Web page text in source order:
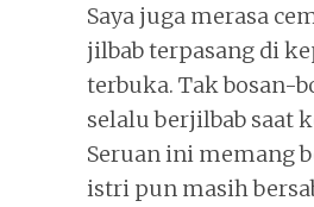
Saya juga merasa
jilbab terpasang di
terbuka. Tak bosan-
selalu berjilbab saat
Seruan ini memang
istri pun masih